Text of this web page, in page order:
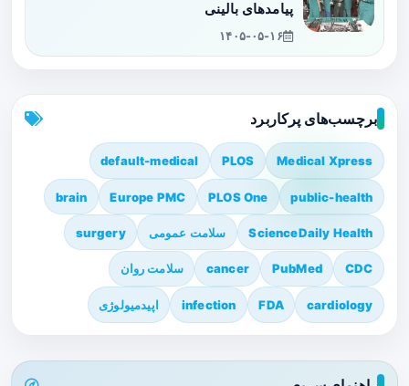
پیامدهای بالینی
۱۴۰۵-۰۵-۱۶
برچسب‌های پرکاربرد
Medical Xpress
PLOS
default-medical
public-health
PLOS One
Europe PMC
brain
ScienceDaily Health سلامت عمومی surgery
CDC
PubMed
cancer سلامت روان
cardiology
FDA
infection اپیدمیولوژی